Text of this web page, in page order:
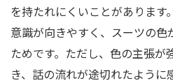
を持たれにくいことがあります
意識が向きやすく、スーツの
ためです。ただし、色の主張が
き、話の流れが途切れたように